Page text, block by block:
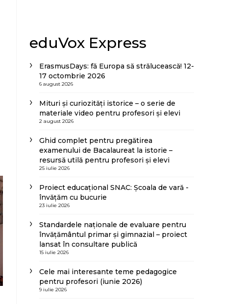
eduVox Express
ErasmusDays: fă Europa să strălucească! 12-
17 octombrie 2026
6 august 2026
Mituri și curiozități istorice – o serie de
materiale video pentru profesori și elevi
2 august 2026
Ghid complet pentru pregătirea
examenului de Bacalaureat la istorie –
resursă utilă pentru profesori și elevi
25 iulie 2026
Proiect educațional SNAC: Școala de vară -
învățăm cu bucurie
23 iulie 2026
Standardele naționale de evaluare pentru
învățământul primar și gimnazial – proiect
lansat în consultare publică
15 iulie 2026
Cele mai interesante teme pedagogice
pentru profesori (iunie 2026)
9 iulie 2026